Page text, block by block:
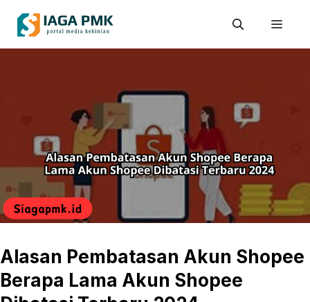
Alasan Pembatasan Akun Shopee
Berapa Lama Akun Shopee